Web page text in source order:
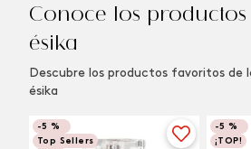
Conoce los productos
ésika
Descubre los productos favoritos de
ésika
-5 %
Top Sellers
-5 %
¡TOP!